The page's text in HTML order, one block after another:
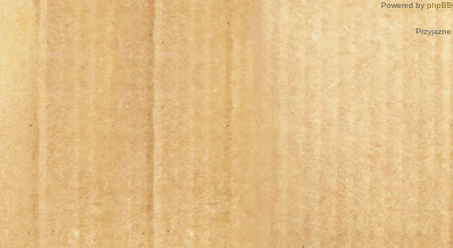
Powered by phpBB